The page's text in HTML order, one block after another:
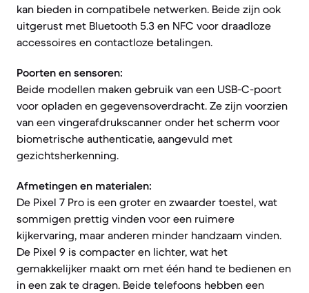
kan bieden in compatibele netwerken. Beide zijn ook
uitgerust met Bluetooth 5.3 en NFC voor draadloze
accessoires en contactloze betalingen.
Poorten en sensoren:
Beide modellen maken gebruik van een USB-C-poort
voor opladen en gegevensoverdracht. Ze zijn voorzien
van een vingerafdrukscanner onder het scherm voor
biometrische authenticatie, aangevuld met
gezichtsherkenning.
Afmetingen en materialen:
De Pixel 7 Pro is een groter en zwaarder toestel, wat
sommigen prettig vinden voor een ruimere
kijkervaring, maar anderen minder handzaam vinden.
De Pixel 9 is compacter en lichter, wat het
gemakkelijker maakt om met één hand te bedienen en
in een zak te dragen. Beide telefoons hebben een